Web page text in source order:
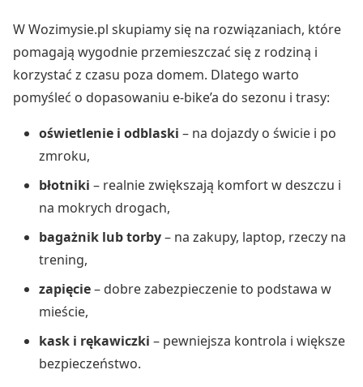
W Wozimysie.pl skupiamy się na rozwiązaniach, które
pomagają wygodnie przemieszczać się z rodziną i
korzystać z czasu poza domem. Dlatego warto
pomyśleć o dopasowaniu e-bike’a do sezonu i trasy:
oświetlenie i odblaski – na dojazdy o świcie i po
zmroku,
błotniki – realnie zwiększają komfort w deszczu i
na mokrych drogach,
bagażnik lub torby– na zakupy, laptop, rzeczy na
trening,
zapięcie– dobre zabezpieczenie to podstawa w
mieście,
kask i rękawiczki – pewniejsza kontrola i większe
bezpieczeństwo.